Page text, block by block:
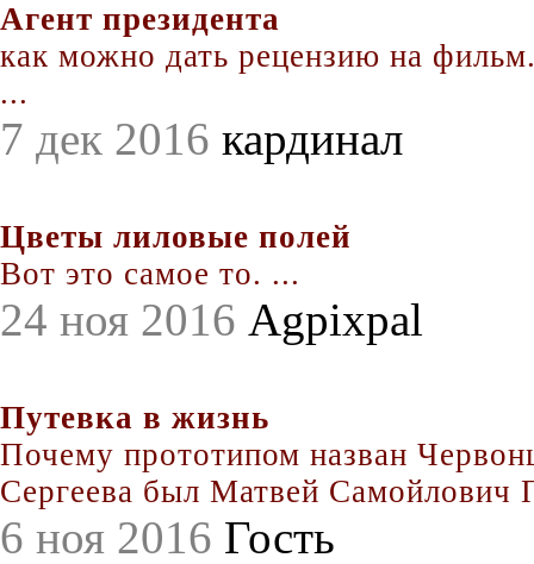
Агент президента
как можно дать рецензию на
...
7 дек 2016 кардинал
Цветы лиловые полей
Вот это самое то. ...
24 ноя 2016 Agpixpal
Путевка в жизнь
Почему прототипом назван
Сергеева был Матвей Самойлович
6 ноя 2016 Гость